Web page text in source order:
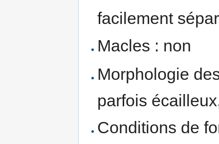
facilement
Macles : non
Morphologie
parfois
Conditions de